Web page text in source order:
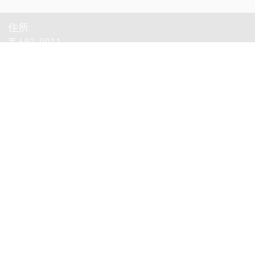
住所
〒692-0011